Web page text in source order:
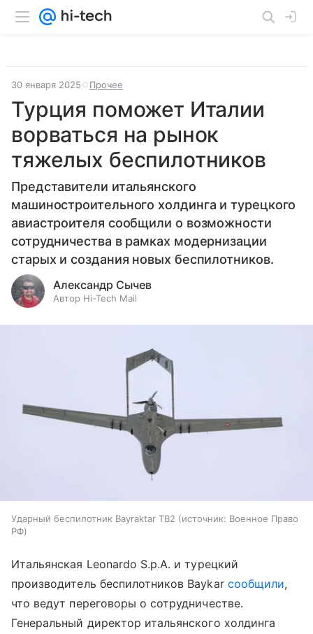
30 января 2025 Прочее
Турция поможет Италии
ворваться на рынок
тяжелых беспилотников
Представители итальянского
машиностроительного холдинга и турецкого
авиастроителя сообщили о возможности
сотрудничества в рамках модернизации
старых и создания новых беспилотников.
Александр Сычев
Автор Hi-Tech Mail
Ударный беспилотник Bayraktar TB2 источник: Военное Право
РФ
Итальянская Leonardo S.p.A. и турецкий
производитель беспилотников Baykar сообщили,
что ведут переговоры о сотрудничестве.
Генеральный директор итальянского холдинга